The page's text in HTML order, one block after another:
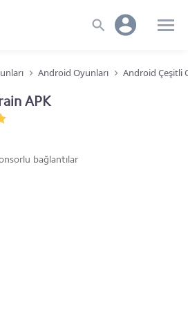
Android Oyunları Android Çeşitli
APK
bağlantılar